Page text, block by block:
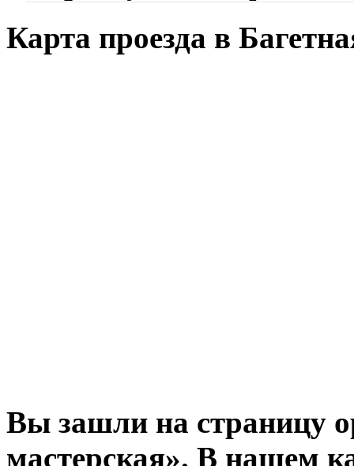
Карта проезда в
Вы зашли на страницу
мастерская». В нашем